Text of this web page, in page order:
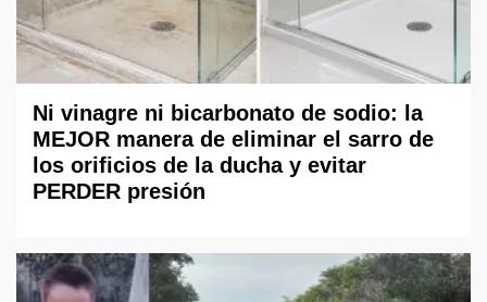
Ni vinagre ni bicarbonato de sodio: la
MEJOR manera de eliminar el sarro de
los orificios de la ducha y evitar
PERDER presión